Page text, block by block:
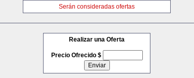
Serán consideradas ofertas
Realizar una Oferta
Precio Ofrecido $